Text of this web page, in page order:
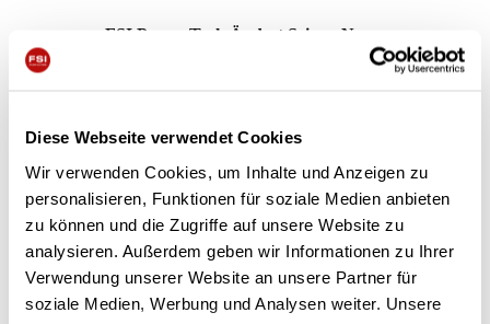
Diese Webseite verwendet Cookies
Wir verwenden Cookies, um Inhalte und Anzeigen zu
personalisieren, Funktionen für soziale Medien anbieten
zu können und die Zugriffe auf unsere Website zu
analysieren. Außerdem geben wir Informationen zu Ihrer
Verwendung unserer Website an unsere Partner für
soziale Medien, Werbung und Analysen weiter. Unsere
FSI Power-Tech Ändert Seinen Namen
FSI B31-980 REMOTE
09/05/2025
Baumpflege Auf Höchstem Niveau
19/10/2025